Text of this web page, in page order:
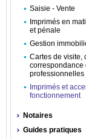
Saisie - Vente
Imprimés en
et pénale
Gestion
Cartes de visite,
correspondance
professionnelles
Imprimés et
fonctionnement
Notaires
Guides pratiques